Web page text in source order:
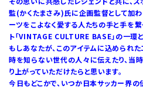
監(かくたまさみ)氏に企画監督として加わ
ーツをこよなく愛する人たちの手と手を
ト「VINTAGE CULTURE BASE」の一環と
もしあなたが、このアイテムに込められ
時を知らない世代の人々に伝えたり、当
り上がっていただけたらと思います。
今日もどこかで、いつか日本サッカー界